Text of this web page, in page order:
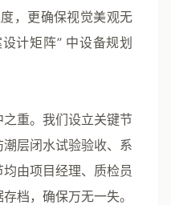
，更确保视觉美观无
计矩阵”中设备规划
重。我们设立关键节
层闭水试验验收、系
由项目经理、质检员
档，确保万无一失。